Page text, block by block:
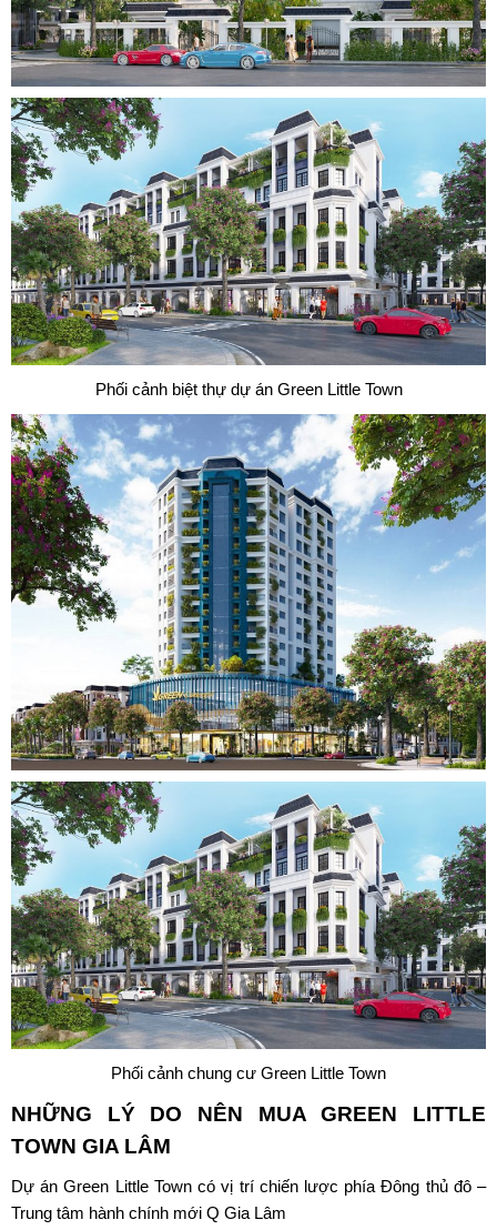
Phối cảnh biệt thự dự án Green Little Town
Phối cảnh chung cư Green Little Town
NHỮNG LÝ DO NÊN MUAGREEN LITTLE
TOWN GIA LÂM
Dự ánGreen Little Towncó vị trí chiến lược phía Đông thủ đô –
Trung tâm hành chính mới Q Gia Lâm